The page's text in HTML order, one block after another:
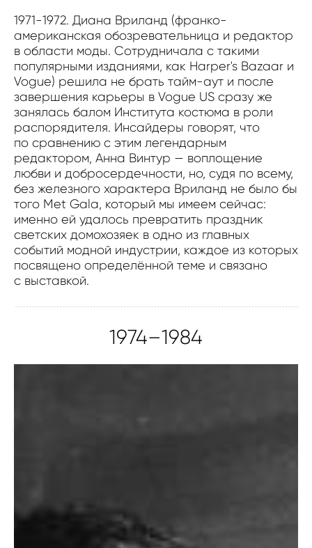
1971-1972. Диана Вриланд (франко-
американская обозревательница и редактор
в области моды. Сотрудничала с такими
популярными изданиями, как Harper's Bazaar и
Vogue) решила не брать тайм-аут и после
завершения карьеры в Vogue US сразу же
занялась балом Института костюма в роли
распорядителя. Инсайдеры говорят, что
по сравнению с этим легендарным
редактором, Анна Винтур — воплощение
любви и добросердечности, но, судя по всему,
без железного характера Вриланд не было бы
того Met Gala, который мы имеем сейчас:
именно ей удалось превратить праздник
светских домохозяек в одно из главных
событий модной индустрии, каждое из которых
посвящено определённой теме и связано
с выставкой.
1974–1984